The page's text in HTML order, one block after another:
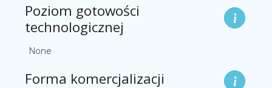
Poziom gotowości
technologicznej
None
Forma komercjalizacji